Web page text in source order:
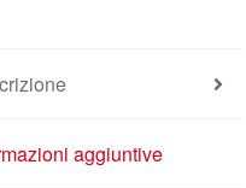
aggiuntive